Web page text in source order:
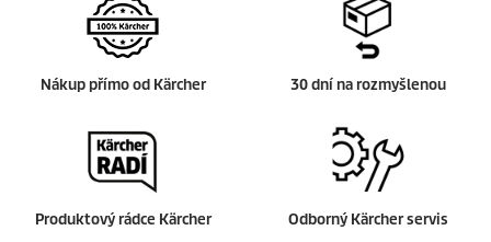
Nákup přímo od Kärcher 30 dní na rozmyšlenou
Produktový rádce Kärcher Odborný Kärcher servis